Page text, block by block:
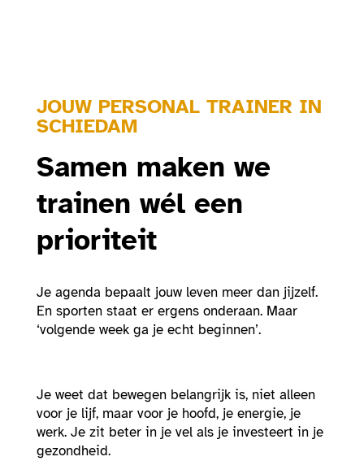
JOUW PERSONAL TRAINER IN
SCHIEDAM
Samen maken we
trainen wél een
prioriteit
Je agenda bepaalt jouw leven meer dan jijzelf.
En sporten staat er ergens onderaan. Maar
‘volgende week ga je echt beginnen’.
Je weet dat bewegen belangrijk is, niet alleen
voor je lijf, maar voor je hoofd, je energie, je
werk. Je zit beter in je vel als je investeert in je
gezondheid.